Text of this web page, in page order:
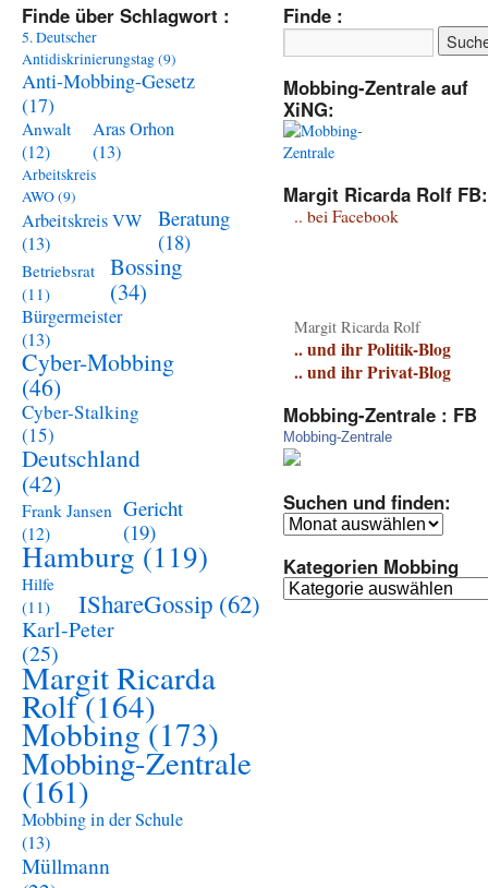
Finde über Schlagwort :
5. Deutscher
Antidiskrinierungstag(9)
Anti-Mobbing-Gesetz
(17)
Anwalt
(12)
Aras Orhon
(13)
Arbeitskreis
AWO(9)
Arbeitskreis VW
(13)
Beratung
(18)
Betriebsrat
(11)
Bossing
(34)
Bürgermeister
(13)
Cyber-Mobbing
(46)
Cyber-Stalking
(15)
Deutschland
(42)
Frank Jansen
(12)
Gericht
(19)
Hamburg (119)
Hilfe
(11)
IShareGossip (62)
Karl-Peter
(25)
Margit Ricarda
Rolf(164)
Mobbing(173)
Mobbing-Zentrale
(161)
Mobbing in der Schule
(13)
Müllmann
Finde :
Mobbing-Zentrale auf
XiNG:
Margit Ricarda Rolf FB:
.. bei Facebook
Margit Ricarda Rolf
.. und ihr Politik-Blog
.. und ihr Privat-Blog
Mobbing-Zentrale : FB
Mobbing-Zentrale
Suchen und finden:
Suchen
finden:
Kategorien Mobbing
Kategorien